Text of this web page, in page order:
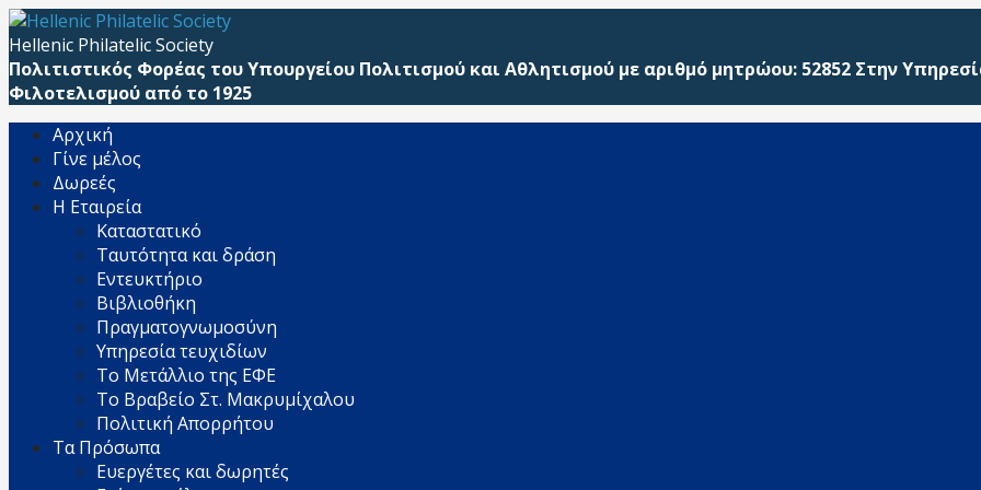
Μετάβαση
απευθείας
στο
περιεχόμενο
Hellenic Philatelic Society
Πολιτιστικός Φορέας του Υπουργείου Πολιτισμού και Αθλητισμού με αριθμό μητρώου: 52852 Στην
Φιλοτελισμού από το 1925
Αρχική
Γίνε μέλος
Δωρεές
Η Εταιρεία
Καταστατικό
Ταυτότητα και δράση
Εντευκτήριο
Βιβλιοθήκη
Πραγματογνωμοσύνη
Υπηρεσία τευχιδίων
Το Μετάλλιο της ΕΦΕ
Το Βραβείο Στ. Μακρυμίχαλου
Πολιτική Απορρήτου
Τα Πρόσωπα
Ευεργέτες και δωρητές